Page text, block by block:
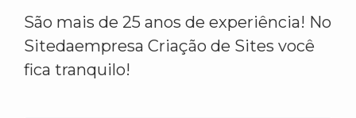
São mais de 25 anos de experiência! No
Sitedaempresa Criação de Sites você
fica tranquilo!